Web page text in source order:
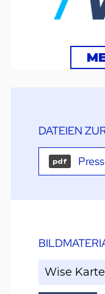
DATEIEN
pdf
Wise Karte